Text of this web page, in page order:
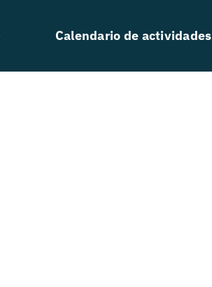
Calendario de actividades